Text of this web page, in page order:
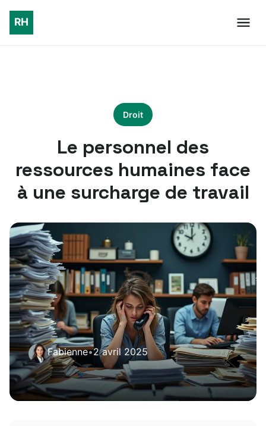
Droit
Le personnel des
ressources humaines face
à une surcharge de travail
Fabienne•2 avril 2025